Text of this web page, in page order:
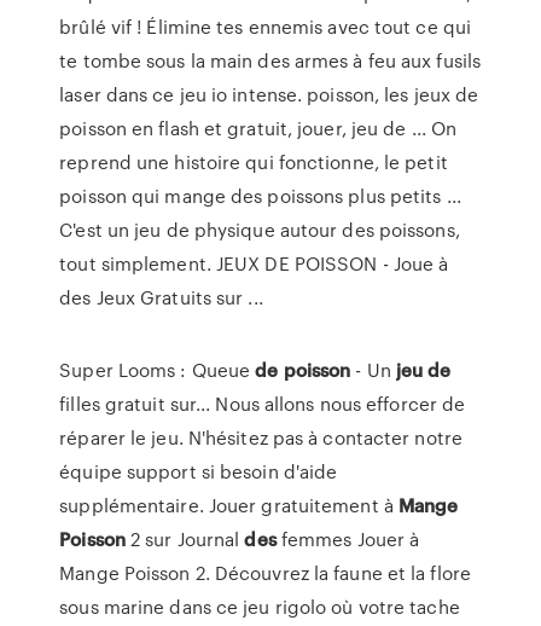
brûlé vif ! Élimine tes ennemis avec tout ce qui
te tombe sous la main des armes à feu aux fusils
laser dans ce jeu io intense. poisson, les jeux de
poisson en flash et gratuit, jouer, jeu de ... On
reprend une histoire qui fonctionne, le petit
poisson qui mange des poissons plus petits ...
C'est un jeu de physique autour des poissons,
tout simplement. JEUX DE POISSON - Joue à
des Jeux Gratuits sur ...
Super Looms : Queuede poisson - Un jeu de
filles gratuit sur... Nous allons nous efforcer de
réparer le jeu. N'hésitez pas à contacter notre
équipe support si besoin d'aide
supplémentaire. Jouer gratuitement à Mange
Poisson2 sur Journaldesfemmes Jouer à
Mange Poisson 2. Découvrez la faune et la flore
sous marine dans ce jeu rigolo où votre tache